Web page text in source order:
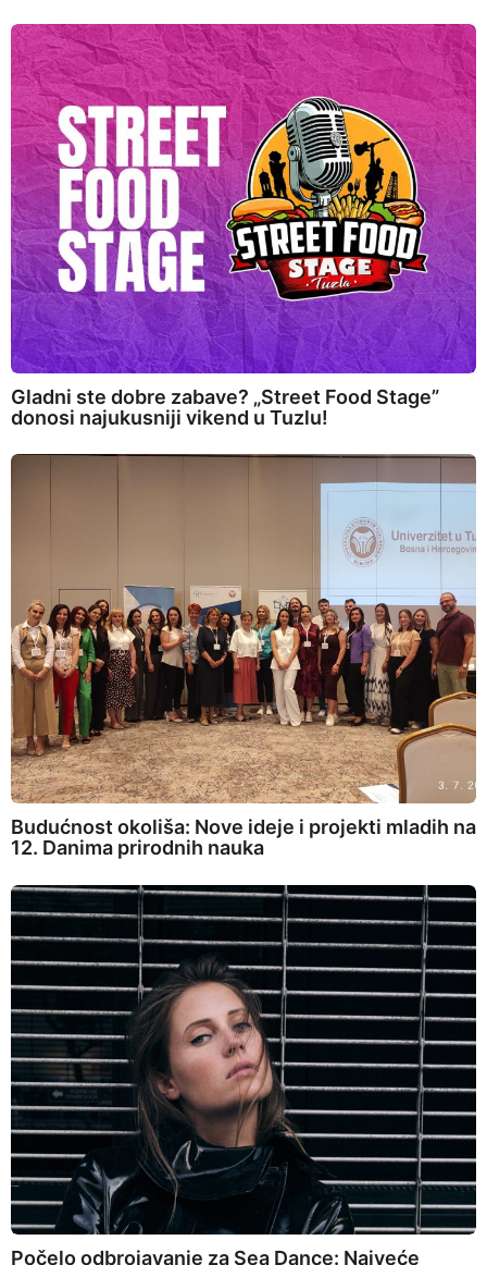
Gladni ste dobre zabave? „Street Food Stage”
donosi najukusniji vikend u Tuzlu!
Budućnost okoliša: Nove ideje i projekti mladih na
12. Danima prirodnih nauka
Počelo odbrojavanje za Sea Dance: Najveće